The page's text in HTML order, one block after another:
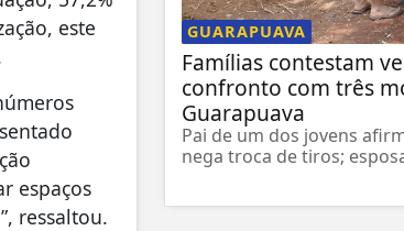
este
espaços
ressaltou.
GUARAPUAVA
Famílias contestam
confronto com três
Guarapuava
Pai de um dos jovens
nega troca de tiros;